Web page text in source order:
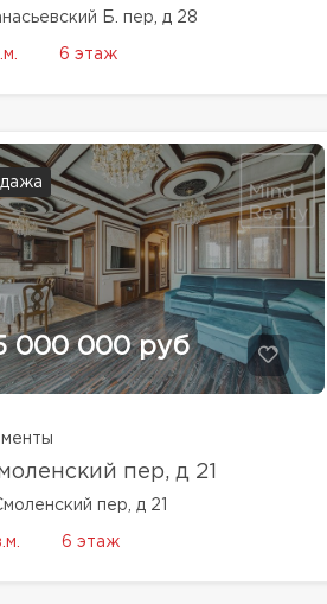
Б. пер, д 28
6 этаж
000 000 руб
пер, д 21
пер, д 21
6 этаж